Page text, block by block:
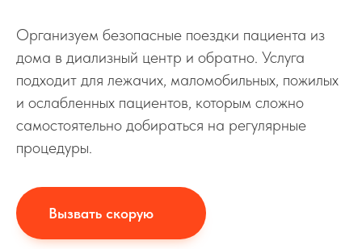
Организуем безопасные поездки пациента из
дома в диализный центр и обратно. Услуга
подходит для лежачих, маломобильных, пожилых
и ослабленных пациентов, которым сложно
самостоятельно добираться на регулярные
процедуры.
Вызвать скорую